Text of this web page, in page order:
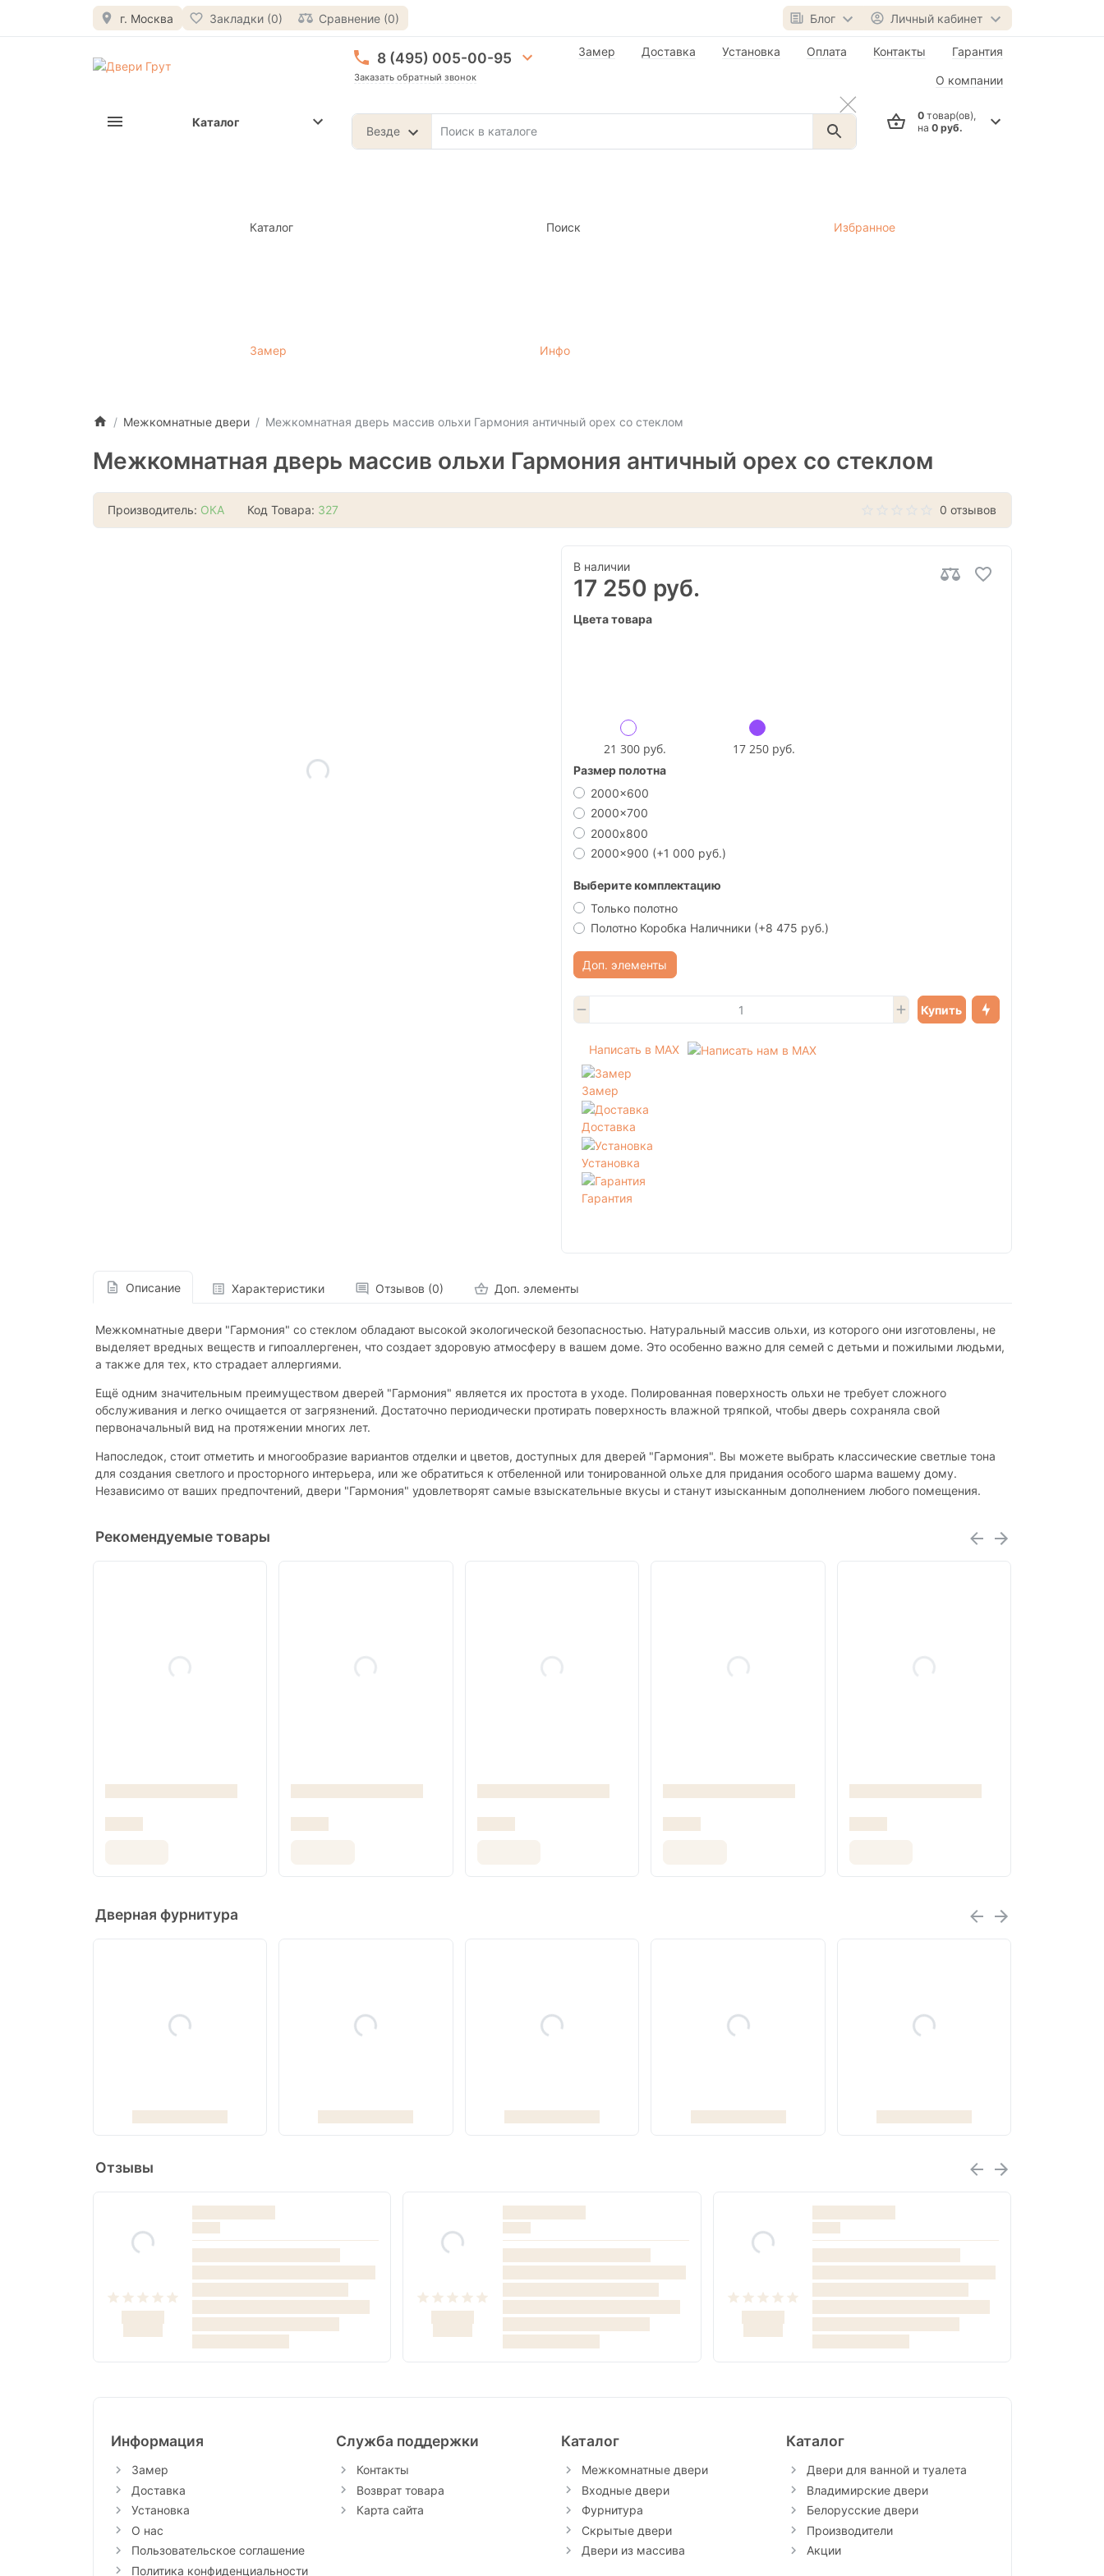
г. Москва Закладки (0) Сравнение (0) Блог Личный кабинет
8 (495) 005-00-95
Заказать обратный звонок
Везде
Замер Доставка Установка Оплата Контакты Гарантия
О компании
0товар(ов),
на 0 руб.
Каталог
Каталог Поиск Избранное
Замер Инфо
Межкомнатные двери Межкомнатная дверь массив ольхи Гармония античный орех со стеклом
Межкомнатная дверь массив ольхи Гармония античный орех со стеклом
Производитель: ОКА Код Товара: 327 0 отзывов
В наличии
17 250 руб.
Цвета товара
21 300 руб. 17 250 руб.
Размер полотна
2000x600
2000x700
2000х800
2000x900 (+1 000 руб.)
Выберите комплектацию
Только полотно
Полотно Коробка Наличники (+8 475 руб.)
Доп. элементы
Купить
Написать в MAX
Замер
Доставка
Установка
Гарантия
Описание Характеристики Отзывов (0) Доп. элементы
Межкомнатные двери "Гармония" со стеклом обладают высокой экологической безопасностью. Натуральный массив ольхи, из которого они изготовлены, не
выделяет вредных веществ и гипоаллергенен, что создает здоровую атмосферу в вашем доме. Это особенно важно для семей с детьми и пожилыми людьми,
а также для тех, кто страдает аллергиями.
Ещё одним значительным преимуществом дверей "Гармония" является их простота в уходе. Полированная поверхность ольхи не требует сложного
обслуживания и легко очищается от загрязнений. Достаточно периодически протирать поверхность влажной тряпкой, чтобы дверь сохраняла свой
первоначальный вид на протяжении многих лет.
Напоследок, стоит отметить и многообразие вариантов отделки и цветов, доступных для дверей "Гармония". Вы можете выбрать классические светлые тона
для создания светлого и просторного интерьера, или же обратиться к отбеленной или тонированной ольхе для придания особого шарма вашему дому.
Независимо от ваших предпочтений, двери "Гармония" удовлетворят самые взыскательные вкусы и станут изысканным дополнением любого помещения.
Рекомендуемые товары
Дверная фурнитура
Отзывы
Информация
Замер
Доставка
Установка
О нас
Пользовательское соглашение
Политика конфиденциальности
Служба поддержки
Контакты
Возврат товара
Карта сайта
Каталог
Межкомнатные двери
Входные двери
Фурнитура
Скрытые двери
Двери из массива
Каталог
Двери для ванной и туалета
Владимирские двери
Белорусские двери
Производители
Акции